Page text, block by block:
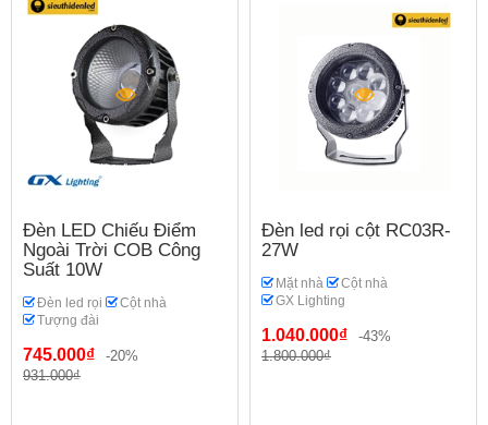
Đèn LED Chiếu Điểm
Ngoài Trời COB Công
Suất 10W
Đèn led rọi
Cột nhà
Tượng đài
745.000₫
-20%
931.000₫
Đèn led rọi cột RC03R-
27W
Mặt nhà
Cột nhà
GX Lighting
1.040.000₫
-43%
1.800.000₫